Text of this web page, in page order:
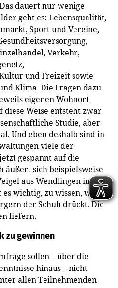
dauert nur wenige
geht es: Lebensqualität,
Sport und Vereine,
Verkehr,
und Freizeit sowie
Klima. Die Fragen dazu
eigenen Wohnort
Weise entsteht zwar
Studie, aber
Und eben deshalb sind in
viele der
gespannt auf die
äußert sich beispielsweise
aus Wendlingen im
wichtig, zu wissen, wo bei
der Schuh drückt. Die
liefern.
zu gewinnen
sollen – über die
hinaus – nicht
allen Teilnehmenden